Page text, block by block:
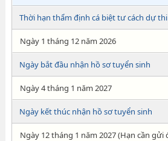
Thời hạn thẩm định cá biệt tư cách dự thi
Ngày 1 tháng 12 năm 2026
Ngày bắt đầu nhận hồ sơ tuyển sinh
Ngày 4 tháng 1 năm 2027
Ngày kết thúc nhận hồ sơ tuyển sinh
Ngày 12 tháng 1 năm 2027 (Hạn cần gửi